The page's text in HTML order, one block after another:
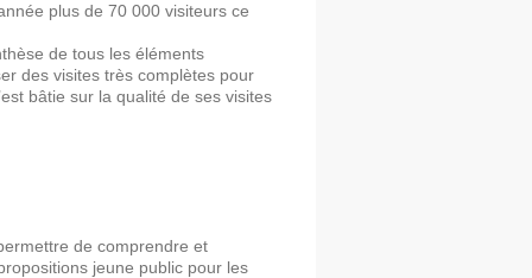
plus de 70 000 visiteurs ce
de tous les éléments
des visites très complètes pour
bâtie sur la qualité de ses visites
de comprendre et
jeune public pour les